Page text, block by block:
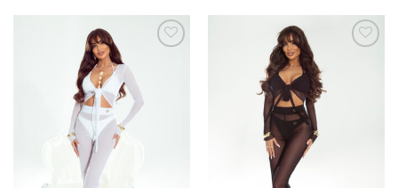
ulubionych
ulubionych